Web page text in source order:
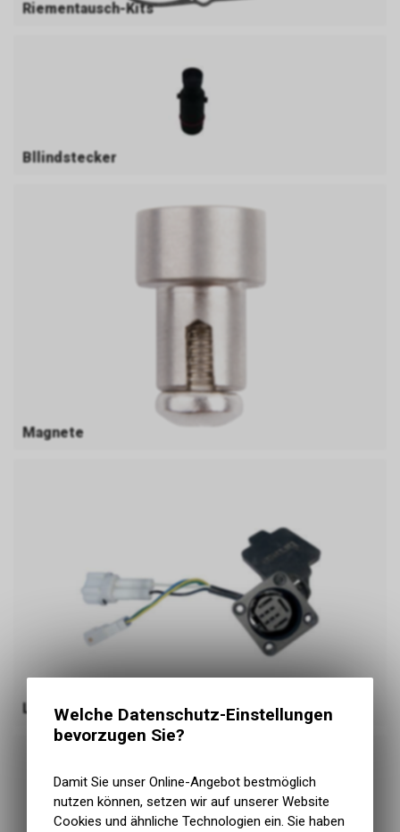
Riementausch-Kits
Bllindstecker
Magnete
Ladebuchsen
Welche Datenschutz-Einstellungen
bevorzugen Sie?
Damit Sie unser Online-Angebot bestmöglich
nutzen können, setzen wir auf unserer Website
Cookies und ähnliche Technologien ein. Sie haben